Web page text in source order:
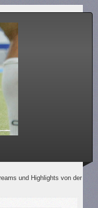
von der Bundesliga und